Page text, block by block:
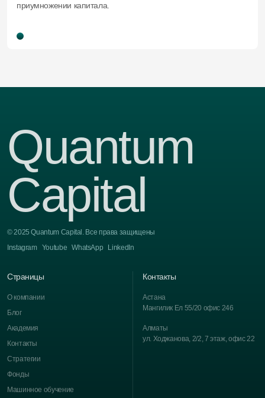
приумножении капитала.
Quantum
Capital
© 2025 Quantum Capital. Все права защищены
Instagram Youtube WhatsApp LinkedIn
Страницы
О компании
Блог
Академия
Контакты
Стратегии
Фонды
Машинное обучение
Контакты
Астана
Мангилик Ел 55/20 офис 246
Алматы
ул. Ходжанова, 2/2, 7 этаж, офис 22